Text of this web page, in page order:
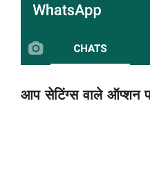
आप सेटिंग्स वाले ऑप्शन